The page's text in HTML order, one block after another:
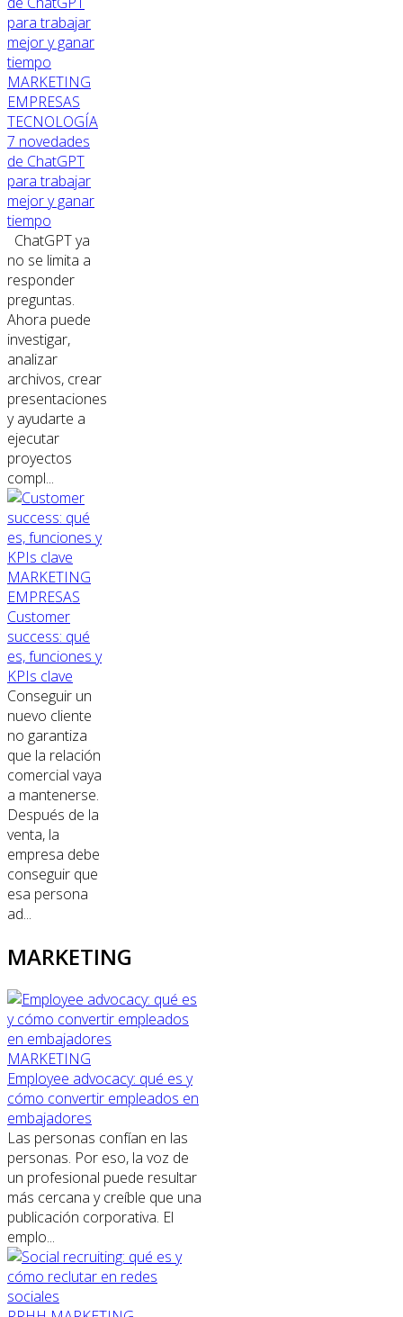
MARKETING
EMPRESAS
TECNOLOGÍA
7 novedades
de ChatGPT
para trabajar
mejor y ganar
tiempo
ChatGPT ya
no se limita a
responder
preguntas.
Ahora puede
investigar,
analizar
archivos, crear
presentaciones
y ayudarte a
ejecutar
proyectos
compl...
MARKETING
EMPRESAS
Customer
success: qué
es, funciones y
KPIs clave
Conseguir un
nuevo cliente
no garantiza
que la relación
comercial vaya
a mantenerse.
Después de la
venta, la
empresa debe
conseguir que
esa persona
ad...
MARKETING
MARKETING
Employee advocacy: qué es y
cómo convertir empleados en
embajadores
Las personas confían en las
personas. Por eso, la voz de
un profesional puede resultar
más cercana y creíble que una
publicación corporativa. El
emplo...